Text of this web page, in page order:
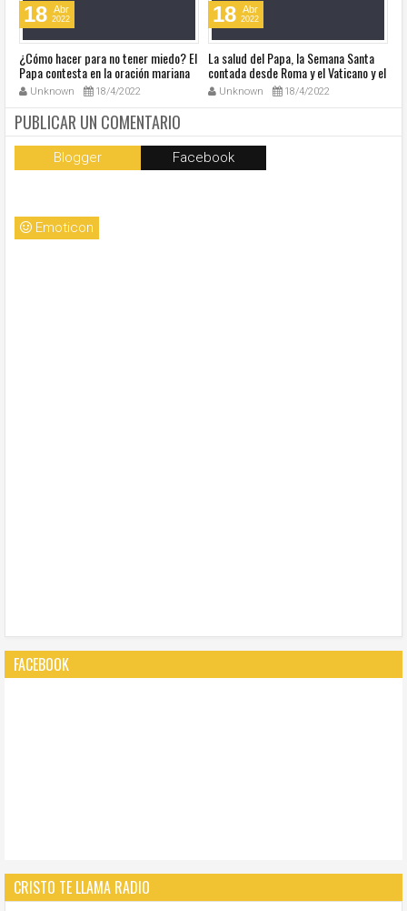
18 Abr
2022
¿Cómo hacer para no tener miedo? El
Papa contesta en la oración mariana
de este lunes en la Plaza de San
Pedro
Unknown 18/4/2022
18 Abr
2022
La salud del Papa, la Semana Santa
contada desde Roma y el Vaticano y el
resumen de noticias en audio
Unknown 18/4/2022
PUBLICAR UN COMENTARIO
Blogger Facebook
Emoticon
FACEBOOK
CRISTO TE LLAMA RADIO